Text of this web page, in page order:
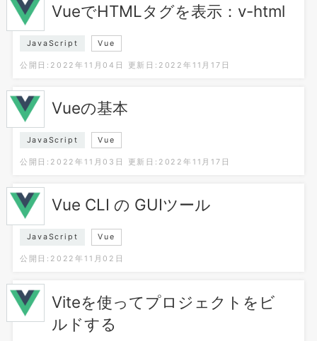
VueでHTMLタグを表示：v-html
JavaScript Vue
公開日:2022年11月04日 更新日:2022年11月17日
Vueの基本
JavaScript Vue
公開日:2022年11月03日 更新日:2022年11月17日
Vue CLI の GUIツール
JavaScript Vue
公開日:2022年11月02日
Viteを使ってプロジェクトをビ
ルドする